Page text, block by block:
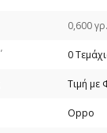
0,600 γρ.
0
Τιμή με
Oppo